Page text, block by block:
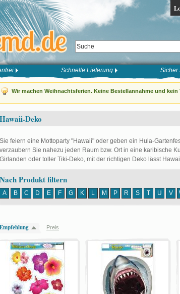
Schnelle Lieferung Sicher
Wir machen Weihnachtsferien. Keine Bestellannahme und kein
Hawaii-Deko
Sie feiern eine Mottoparty "Hawaii" oder geben ein Hula-
verzaubern Sie nahezu jeden Raum bzw. Ort in eine karibische
Girlanden oder toller Tiki-Deko, mit der richtigen Deko lässt
Nach Produkt filtern
A B C D E F G K L M P R S T U V
Empfehlung Preis